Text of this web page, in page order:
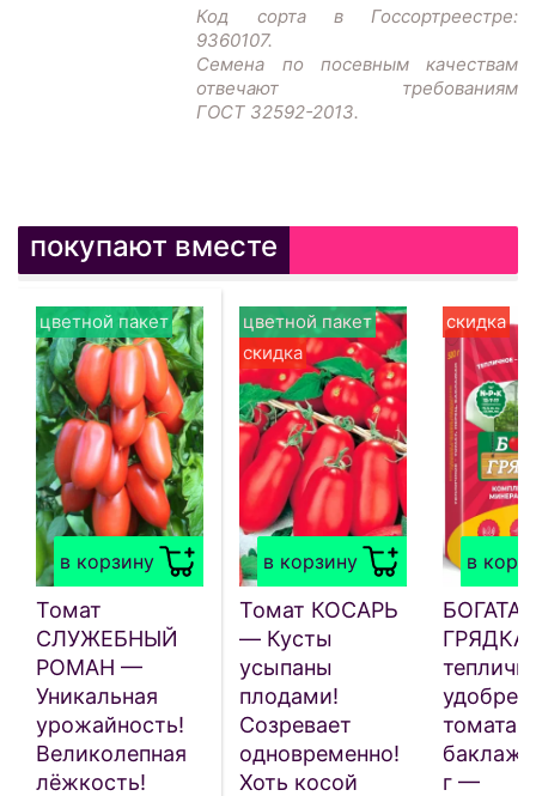
Код сорта в Госсортреестре:
9360107.
Семена по посевным качествам
отвечают требованиям
ГОСТ 32592-2013.
покупают вместе
в корзину
цветной пакет
Томат
СЛУЖЕБНЫЙ
РОМАН —
Уникальная
урожайность!
Великолепная
лёжкость!
в корзину
цветной пакет
скидка
Томат КОСАРЬ
— Кусты
усыпаны
плодами!
Созревает
одновременно!
Хоть косой
в
скидка
БОГАТАЯ
ГРЯДКА
томата,
г —